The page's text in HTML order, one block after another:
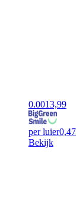
0.0013,99
per luier0,47
Bekijk